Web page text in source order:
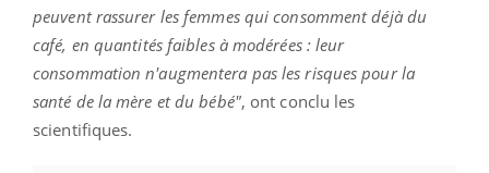
peuvent rassurer les femmes qui consomment déjà du
café, en quantités faibles à modérées : leur
consommation n'augmentera pas les risques pour la
santé de la mère et du bébé", ont conclu les
scientifiques.